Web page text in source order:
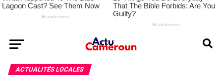
ACTUALITÉS LOCALES